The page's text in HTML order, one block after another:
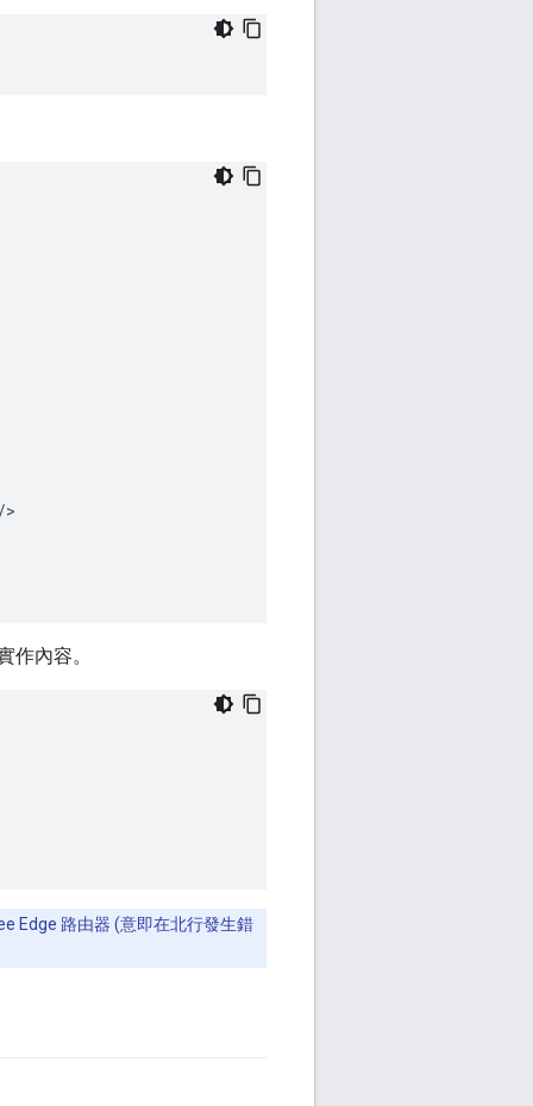
作內容。
Edge 路由器 (意即在北行發生錯